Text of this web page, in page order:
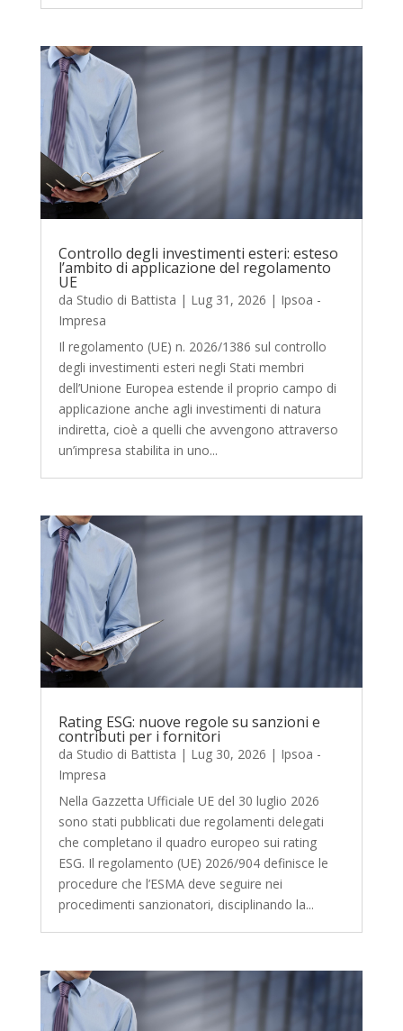
Controllo degli investimenti esteri: esteso
l’ambito di applicazione del regolamento
UE
da Studio di Battista | Lug 31, 2026 | Ipsoa -
Impresa
Il regolamento (UE) n. 2026/1386 sul controllo
degli investimenti esteri negli Stati membri
dell’Unione Europea estende il proprio campo di
applicazione anche agli investimenti di natura
indiretta, cioè a quelli che avvengono attraverso
un’impresa stabilita in uno...
Rating ESG: nuove regole su sanzioni e
contributi per i fornitori
da Studio di Battista | Lug 30, 2026 | Ipsoa -
Impresa
Nella Gazzetta Ufficiale UE del 30 luglio 2026
sono stati pubblicati due regolamenti delegati
che completano il quadro europeo sui rating
ESG. Il regolamento (UE) 2026/904 definisce le
procedure che l’ESMA deve seguire nei
procedimenti sanzionatori, disciplinando la...